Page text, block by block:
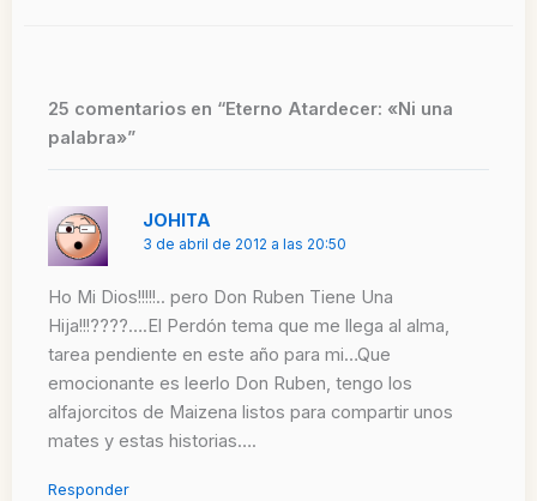
25 comentarios en “Eterno Atardecer: «Ni una
palabra»”
JOHITA
3 de abril de 2012 a las 20:50
Ho Mi Dios!!!!!.. pero Don Ruben Tiene Una
Hija!!!????….El Perdón tema que me llega al alma,
tarea pendiente en este año para mi…Que
emocionante es leerlo Don Ruben, tengo los
alfajorcitos de Maizena listos para compartir unos
mates y estas historias….
Responder